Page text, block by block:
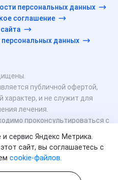
персональных данных
соглашение
персональных данных
публичной офертой,
характер, и не служит для
лечения.
проконсультироваться с
исключительно
являются медицинскими
на использование
сервис Яндекс Метрика.
сайт, вы соглашаетесь с
cookie-файлов.